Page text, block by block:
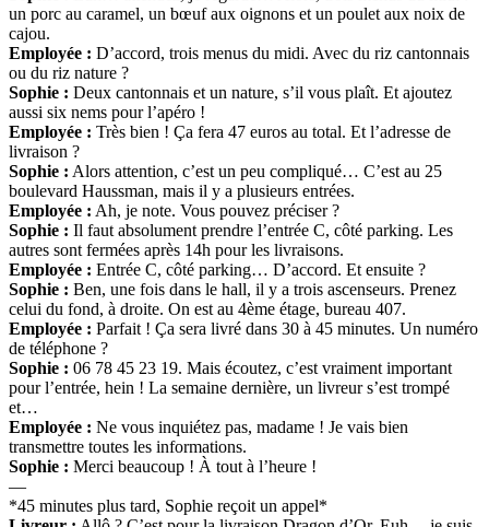
un porc au caramel, un bœuf aux oignons et un poulet aux noix de
cajou.
Employée : D’accord, trois menus du midi. Avec du riz cantonnais
ou du riz nature ?
Sophie : Deux cantonnais et un nature, s’il vous plaît. Et ajoutez
aussi six nems pour l’apéro !
Employée : Très bien ! Ça fera 47 euros au total. Et l’adresse de
livraison ?
Sophie : Alors attention, c’est un peu compliqué… C’est au 25
boulevard Haussman, mais il y a plusieurs entrées.
Employée : Ah, je note. Vous pouvez préciser ?
Sophie : Il faut absolument prendre l’entrée C, côté parking. Les
autres sont fermées après 14h pour les livraisons.
Employée : Entrée C, côté parking… D’accord. Et ensuite ?
Sophie : Ben, une fois dans le hall, il y a trois ascenseurs. Prenez
celui du fond, à droite. On est au 4ème étage, bureau 407.
Employée : Parfait ! Ça sera livré dans 30 à 45 minutes. Un numéro
de téléphone ?
Sophie : 06 78 45 23 19. Mais écoutez, c’est vraiment important
pour l’entrée, hein ! La semaine dernière, un livreur s’est trompé
et…
Employée : Ne vous inquiétez pas, madame ! Je vais bien
transmettre toutes les informations.
Sophie : Merci beaucoup ! À tout à l’heure !
—
*45 minutes plus tard, Sophie reçoit un appel*